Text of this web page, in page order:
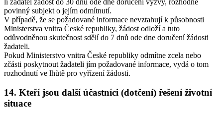
li žadatel žádost do 30 dnů ode dne doručení výzvy, rozhodne
povinný subjekt o jejím odmítnutí.
V případě, že se požadované informace nevztahují k působnosti
Ministerstva vnitra České republiky, žádost odloží a tuto
odůvodněnou skutečnost sdělí do 7 dnů ode dne doručení žádosti
žadateli.
Pokud Ministerstvo vnitra České republiky odmítne zcela nebo
zčásti poskytnout žadateli jím požadované informace, vydá o tom
rozhodnutí ve lhůtě pro vyřízení žádosti.
14. Kteří jsou další účastníci (dotčení) řešení životní
situace